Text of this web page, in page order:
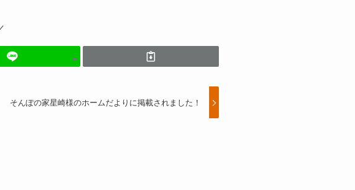
そんぽの家星崎様のホームだよりに掲載されました！